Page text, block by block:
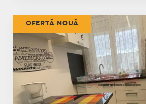
OFERTĂ NOUĂ